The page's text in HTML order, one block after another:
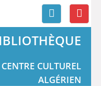
CULTUREL
ALGÉRIEN